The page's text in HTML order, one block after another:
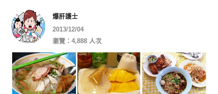
爆肝護士
2013/12/04
瀏覽：4,888 人次